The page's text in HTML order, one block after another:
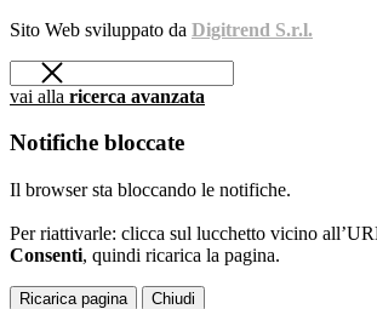
Sito Web sviluppato da Digitrend S.r.l.
vai alla ricerca avanzata
Notifiche bloccate
Il browser sta bloccando le notifiche.
Per riattivarle: clicca sul lucchetto vicino
Consenti, quindi ricarica la pagina.
Ricarica pagina Chiudi